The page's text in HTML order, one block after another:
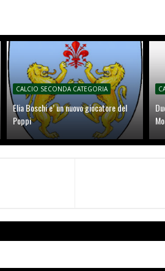
CALCIO SECONDA CATEGORIA
Elia Boschi e’ un nuovo giocatore del
Poppi